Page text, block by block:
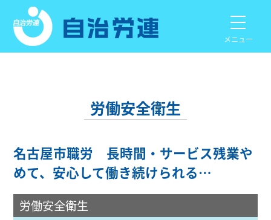
メニュー
労働安全衛生
名古屋市職労 長時間・サービス残業や
めて、安心して働き続けられる…
労働安全衛生